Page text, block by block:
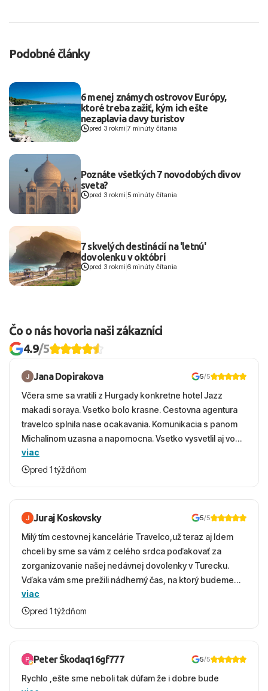
Podobné články
6 menej známych ostrovov Európy,
ktoré treba zažiť, kým ich ešte
nezaplavia davy turistov
pred 3 rokmi |7 minúty čítania
Poznáte všetkých 7 novodobých divov
sveta?
pred 3 rokmi 5 minúty čítania
7 skvelých destinácií na 'letnú'
dovolenku v októbri
pred 3 rokmi 6 minúty čítania
Čo o nás hovoria naši zákazníci
4.9/5
Jana Dopirakova 5/5
Včera sme sa vratili z Hurgady konkretne hotel Jazz
makadi soraya. Vsetko bolo krasne. Cestovna agentura
travelco splnila nase ocakavania. Komunikacia s panom
Michalinom uzasna a napomocna. Vsetko vysvetlil aj vo
vecernych hodinach zaco sa ospravedlnujem. Hotel
krasny, cisty. Sluzby top. Strava, prostredie, more,
viac
pred 1 týždňom
Juraj Koskovsky 5/5
Milý tím cestovnej kancelárie Travelco,už teraz aj Idem
chceli by sme sa vám z celého srdca poďakovať za
zorganizovanie našej nedávnej dovolenky v Turecku.
Vďaka vám sme prežili nádherný čas, na ktorý budeme
ešte dlho s úsmevom spomínať. ​Všetko prebehlo
absolútne hladko – od prvotného výberu zájazdu, cez
bola to trefa do čierneho! ​Čo nás dostalo najviac: ​Skvelé
služby a personál: Vždy usmievaví, ochotní a starostliví
ľudia. ​Gastro zážitok: Výborné, pestré a čerstvé jedlo
viac
pred 1 týždňom
Peter Škodaq16gf777 5/5
Rychlo ,ešte sme neboli tak dúfam že i dobre bude